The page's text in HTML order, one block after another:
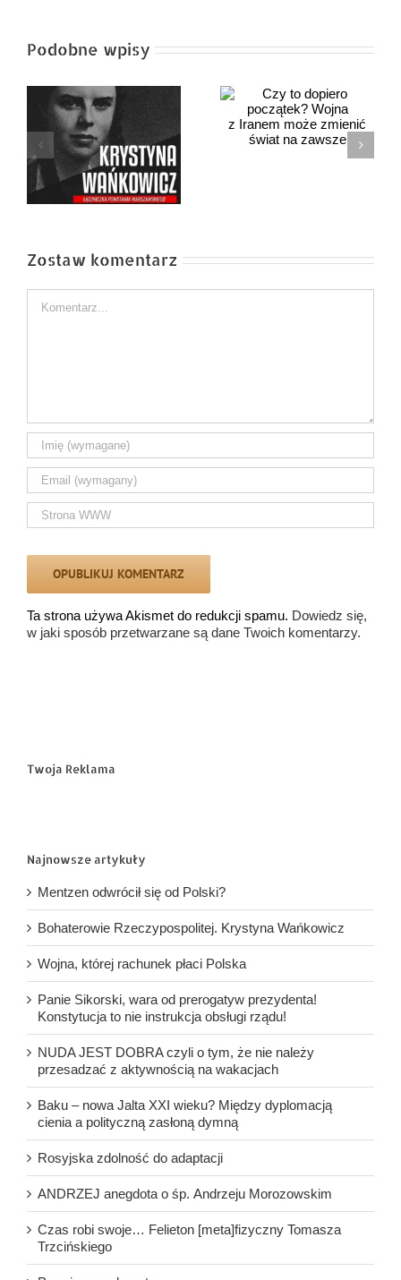
Podobne wpisy
Czy to dopiero
początek? Wojna
z Iranem może
zmienić świat
na zawsze
Niemieckie
ludobójstwo. Rzeź
Woli
Zostaw komentarz
Ta strona używa Akismet do redukcji spamu. Dowiedz się,
w jaki sposób przetwarzane są dane Twoich komentarzy.
Twoja Reklama
Najnowsze artykuły
Mentzen odwrócił się od Polski?
Bohaterowie Rzeczypospolitej. Krystyna Wańkowicz
Wojna, której rachunek płaci Polska
Panie Sikorski, wara od prerogatyw prezydenta!
Konstytucja to nie instrukcja obsługi rządu!
NUDA JEST DOBRA czyli o tym, że nie należy
przesadzać z aktywnością na wakacjach
Baku – nowa Jalta XXI wieku? Między dyplomacją
cienia a polityczną zasłoną dymną
Rosyjska zdolność do adaptacji
ANDRZEJ anegdota o śp. Andrzeju Morozowskim
Czas robi swoje… Felieton [meta]fizyczny Tomasza
Trzcińskiego